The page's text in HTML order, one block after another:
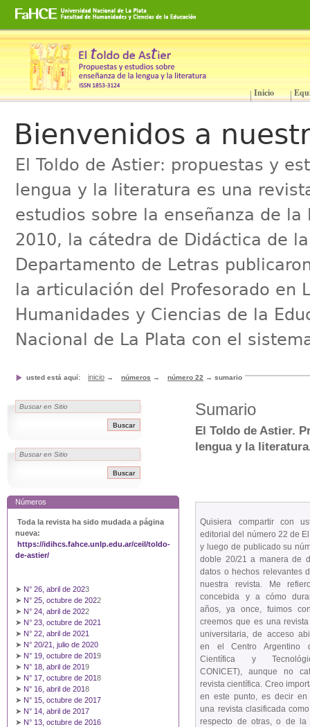
Cambiar
a
contenido.
navegación
Secciones Inicio
Bienvenidos a
El Toldo de Astier: propuestas y
lengua y la literatura es una
estudios sobre la enseñanza de
2010, la cátedra de Didáctica de
Departamento de Letras
la articulación del Profesorado en
Humanidades y Ciencias de la
Nacional de La Plata con el
usted está aquí: inicio → números → número 22 → sumario
Números
Toda la revista ha sido mudada a página
nueva:
https://idihcs.fahce.unlp.edu.ar/ceil/toldo-
de-astier/
➤ N° 26, abril de 2023
➤ N° 25, octubre de 2022
➤ N° 24, abril de 2022
➤ N° 23, octubre de 2021
➤ N° 22, abril de 2021
➤ N° 20/21, julio de 2020
➤ N° 19, octubre de 2019
➤ N° 18, abril de 2019
➤ N° 17, octubre de 2018
➤ N° 16, abril de 2018
➤ N° 15, octubre de 2017
➤ N° 14, abril de 2017
➤ N° 13, octubre de 2016
Sumario
El Toldo de Astier.
lengua y la
Quisiera compartir con
editorial del número 22 de
y luego de publicado su
doble 20/21 a manera de
datos o hechos relevantes
nuestra revista. Me
concebida y a cómo
años, ya once, fuimos
creemos que es una
universitaria, de acceso
en el Centro Argentino
Científica y
CONICET), aunque no
revista científica. Creo
en este punto, es decir
una revista clasificada
respecto de otras, o de la